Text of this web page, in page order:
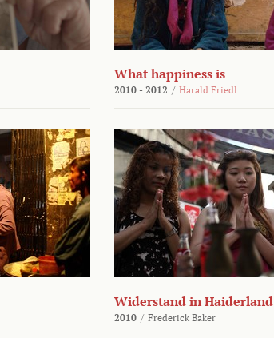
What happiness is
2010 - 2012 / Harald Friedl
Widerstand in Haiderland
2010 / Frederick Baker